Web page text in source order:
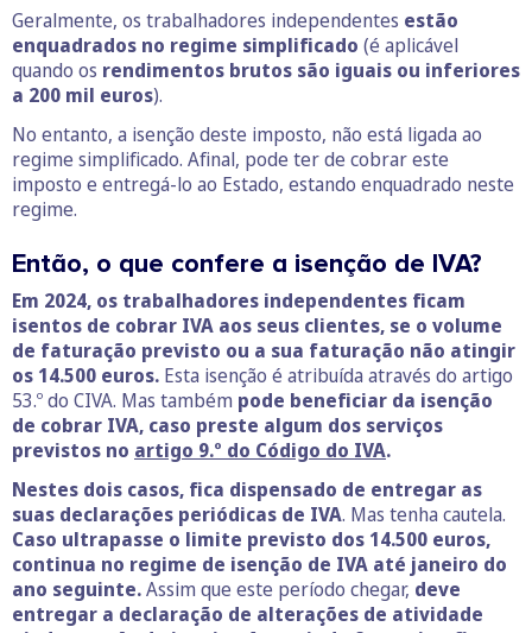
Geralmente, os trabalhadores independentes estão
enquadrados no regime simplificado (é aplicável
quando os rendimentos brutos são iguais ou inferiores
a 200 mil euros).
No entanto, a isenção deste imposto, não está ligada ao
regime simplificado. Afinal, pode ter de cobrar este
imposto e entregá-lo ao Estado, estando enquadrado neste
regime.
Então, o que confere a isenção de IVA?
Em 2024, os trabalhadores independentes ficam
isentos de cobrar IVA aos seus clientes, se o volume
de faturação previsto ou a sua faturação não atingir
os 14.500 euros. Esta isenção é atribuída através do artigo
53.º do CIVA. Mas também pode beneficiar da isenção
de cobrar IVA, caso preste algum dos serviços
previstos no artigo 9.º do Código do IVA.
Nestes dois casos, fica dispensado de entregar as
suas declarações periódicas de IVA. Mas tenha cautela.
Caso ultrapasse o limite previsto dos 14.500 euros,
continua no regime de isenção de IVA até janeiro do
ano seguinte.Assim que este período chegar, deve
entregar a declaração de alterações de atividade